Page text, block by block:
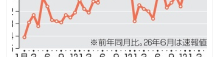
顔でいるようにはしています。疲れ過ぎている方、家族と
楽しい時間過ごせていますか？